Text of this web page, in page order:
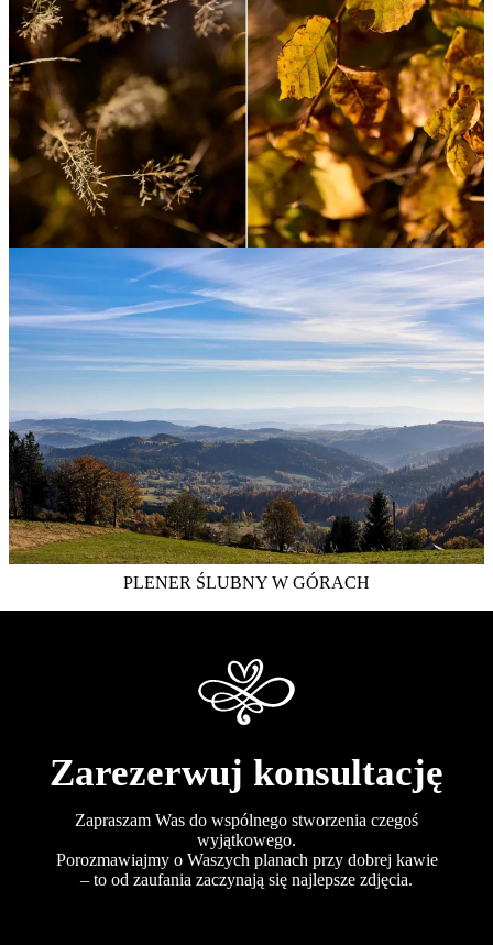
PLENER ŚLUBNY W GÓRACH
Zarezerwuj konsultację
Zapraszam Was do wspólnego stworzenia czegoś
wyjątkowego.
Porozmawiajmy o Waszych planach przy dobrej kawie
– to od zaufania zaczynają się najlepsze zdjęcia.